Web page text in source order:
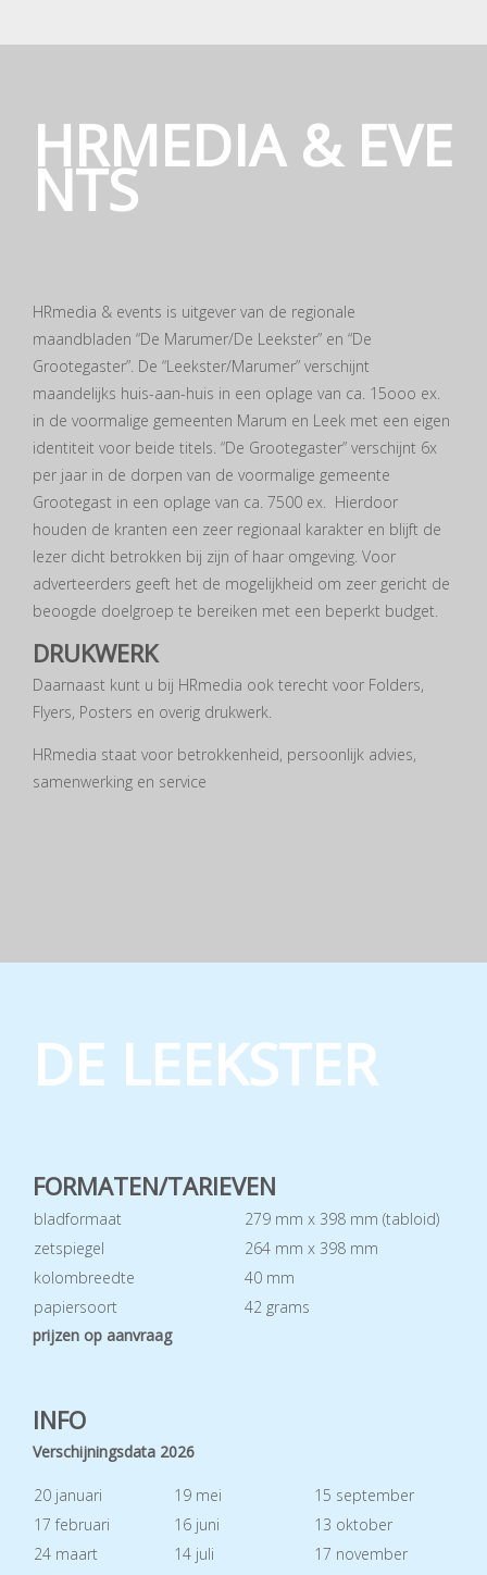
HRMEDIA & EVE
NTS
HRmedia & events is uitgever van de regionale
maandbladen “De Marumer/De Leekster” en “De
Grootegaster”. De “Leekster/Marumer” verschijnt
maandelijks huis-aan-huis in een oplage van ca. 15ooo ex.
in de voormalige gemeenten Marum en Leek met een eigen
identiteit voor beide titels. “De Grootegaster” verschijnt 6x
per jaar in de dorpen van de voormalige gemeente
Grootegast in een oplage van ca. 7500 ex. Hierdoor
houden de kranten een zeer regionaal karakter en blijft de
lezer dicht betrokken bij zijn of haar omgeving. Voor
adverteerders geeft het de mogelijkheid om zeer gericht de
beoogde doelgroep te bereiken met een beperkt budget.
DRUKWERK
Daarnaast kunt u bij HRmedia ook terecht voor Folders,
Flyers, Posters en overig drukwerk.
HRmedia staat voor betrokkenheid, persoonlijk advies,
samenwerking en service
DE LEEKSTER
FORMATEN/TARIEVEN
bladformaat
279 mm x 398 mm (tabloid)
zetspiegel
264 mm x 398 mm
kolombreedte
40 mm
papiersoort
42 grams
prijzen op aanvraag
INFO
Verschijningsdata 2026
20 januari 19 mei
15 september
17 februari
16 juni
13 oktober
24 maart
14 juli
17 november